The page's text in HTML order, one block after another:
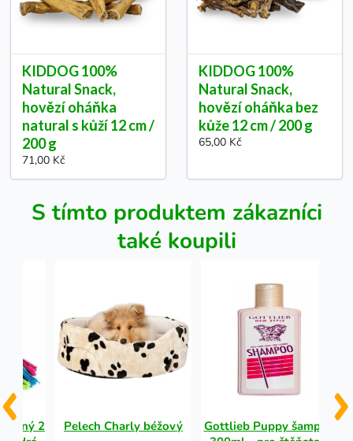
KIDDOG 100%
Natural Snack,
hovězí oháňka
natural s kůží 12 cm /
200 g
71,00 Kč
KIDDOG 100%
Natural Snack,
hovězí oháňka bez
kůže 12 cm / 200 g
65,00 Kč
S tímto produktem zákazníci
také koupili
2
Pelech Charly béžový
Gottlieb Puppy šampon